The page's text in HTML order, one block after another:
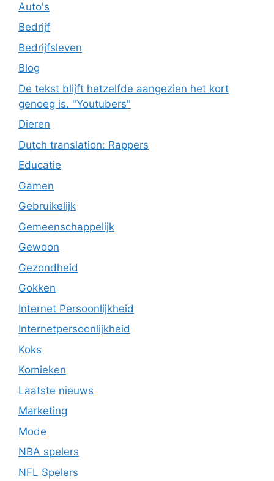
Auto's
Bedrijf
Bedrijfsleven
Blog
De tekst blijft hetzelfde aangezien het kort
genoeg is. "Youtubers"
Dieren
Dutch translation: Rappers
Educatie
Gamen
Gebruikelijk
Gemeenschappelijk
Gewoon
Gezondheid
Gokken
Internet Persoonlijkheid
Internetpersoonlijkheid
Koks
Komieken
Laatste nieuws
Marketing
Mode
NBA spelers
NFL Spelers